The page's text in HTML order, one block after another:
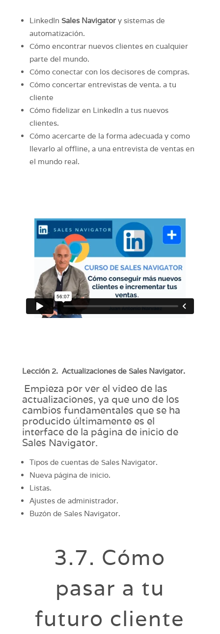
LinkedIn Sales Navigatory sistemas de
automatización.
Cómo encontrar nuevos clientes en cualquier
parte del mundo.
Cómo conectar con los decisores de compras.
Cómo concertar entrevistas de venta. a tu
cliente
Cómo fidelizar en LinkedIn a tus nuevos
clientes.
Cómo acercarte de la forma adecuada y como
llevarlo al offline, a una entrevista de ventas en
el mundo real.
Lección 2. Actualizaciones de Sales Navigator.
Empieza por ver el video de las
actualizaciones, ya que uno de los
cambios fundamentales que se ha
producido últimamente es el
interface de la página de inicio de
Sales Navigator.
Tipos de cuentas de Sales Navigator.
Nueva página de inicio.
Listas.
Ajustes de administrador.
Buzón de Sales Navigator.
3.7. Cómo
pasar a tu
futuro cliente